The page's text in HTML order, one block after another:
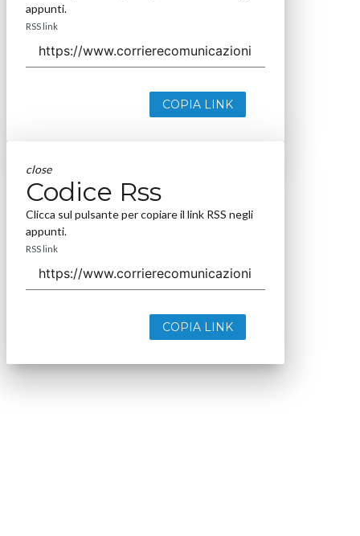
appunti.
RSS link
COPIA LINK
close
Codice Rss
Clicca sul pulsante per copiare il link RSS negli
appunti.
RSS link
COPIA LINK